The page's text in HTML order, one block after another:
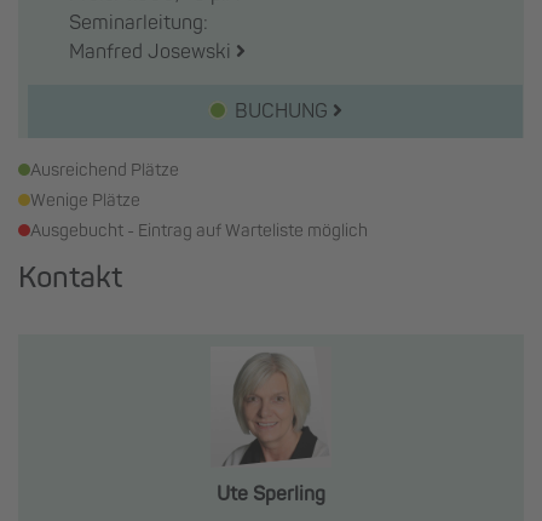
Seminarleitung:
Manfred Josewski
BUCHUNG
Ausreichend Plätze
Wenige Plätze
Ausgebucht - Eintrag auf Warteliste möglich
Kontakt
Ute Sperling